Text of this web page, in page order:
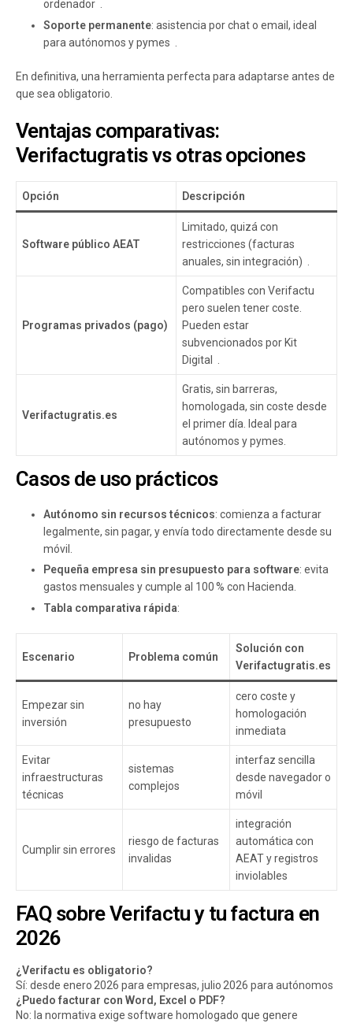
ordenador .
Soporte permanente: asistencia por chat o email, ideal
para autónomos y pymes .
En definitiva, una herramienta perfecta para adaptarse antes de
que sea obligatorio.
Ventajas comparativas:
Verifactugratis vs otras opciones
Opción Descripción
Software público AEAT
Limitado, quizá con
restricciones (facturas
anuales, sin integración) .
Programas privados (pago)
Compatibles con Verifactu
pero suelen tener coste.
Pueden estar
subvencionados por Kit
Digital .
Verifactugratis.es
Gratis, sin barreras,
homologada, sin coste desde
el primer día. Ideal para
autónomos y pymes.
Casos de uso prácticos
Autónomo sin recursos técnicos: comienza a facturar
legalmente, sin pagar, y envía todo directamente desde su
móvil.
Pequeña empresa sin presupuesto para software: evita
gastos mensuales y cumple al 100 % con Hacienda.
Tabla comparativa rápida:
Escenario Problema común
Solución con
Verifactugratis.es
Empezar sin
inversión
no hay
presupuesto
cero coste y
homologación
inmediata
Evitar
infraestructuras
técnicas
sistemas
complejos
interfaz sencilla
desde navegador o
móvil
Cumplir sin errores
riesgo de facturas
invalidas
integración
automática con
AEAT y registros
inviolables
FAQ sobre Verifactu y tu factura en
2026
¿Verifactu es obligatorio?
Sí: desde enero 2026 para empresas, julio 2026 para autónomos
¿Puedo facturar con Word, Excel o PDF?
No: la normativa exige software homologado que genere